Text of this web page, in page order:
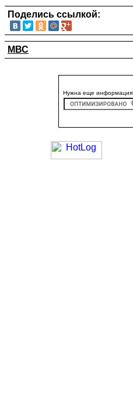
Поделись ссылкой:
МВС
Нужна еще